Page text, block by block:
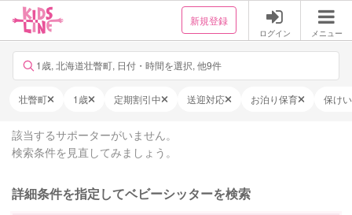
新規登録
ログイン メニュー
1歳, 北海道壮瞥町, 日付・時間を選択, 他9件
壮瞥町 1歳 定期割引中 送迎対応 お泊り保育 保け
該当するサポーターがいません。
検索条件を見直してみましょう。
詳細条件を指定してベビーシッターを検索